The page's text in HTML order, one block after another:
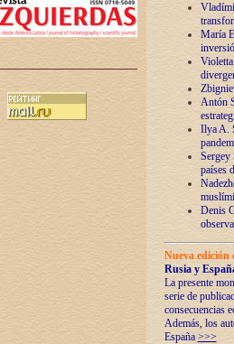
María
Antón
Ilya A.
Sergey
países
Denis
Nueva
Rusia y
La presente
serie de
consecuencias
Además, los
España >>>